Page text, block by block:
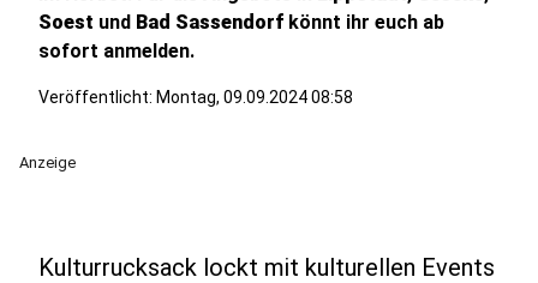
Soest und Bad Sassendorf könnt ihr euch ab
sofort anmelden.
Veröffentlicht: Montag, 09.09.2024 08:58
Anzeige
Kulturrucksack lockt mit kulturellen Events